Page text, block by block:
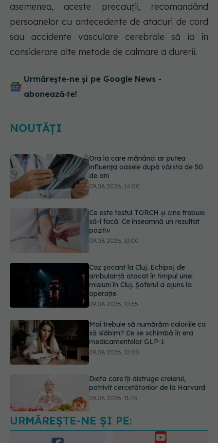
asemenea, aceste precauții, recomandând
persoanelor cu antecedente de atacuri de cord
sau accidente vasculare cerebrale să ia în
considerare alte metode de calmare a durerii.
Urmărește-ne și pe Google News -
abonează‑te!
NOUTĂȚI
Ce este testul TORCH și cine trebuie
să-l facă. Ce înseamnă un rezultat
pozitiv
09.08.2026, 13:00
Caz șocant la Cluj. Echipaj de
ambulanță atacat în timpul unei
misiuni în Cluj. Șoferul a ajuns la
operație.
Mai trebuie să numărăm caloriile ca
să slăbim? Ce se schimbă în era
medicamentelor GLP-1
09.08.2026, 12:00
Dieta care îți distruge creierul,
potrivit cercetătorilor de la Harvard
Ora la care mănânci ar putea
influența oasele după vârsta de 50
de ani
URMĂREȘTE-NE ȘI PE:
URMĂRITORI